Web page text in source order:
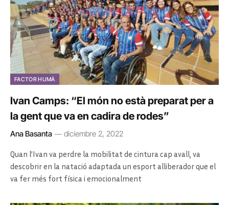
FACTOR HUMÀ
Ivan Camps: “El món no està preparat per a
la gent que va en cadira de rodes”
Ana Basanta diciembre 2, 2022
Quan l’Ivan va perdre la mobilitat de cintura cap avall, va
descobrir en la natació adaptada un esport alliberador que el
va fer més fort física i emocionalment